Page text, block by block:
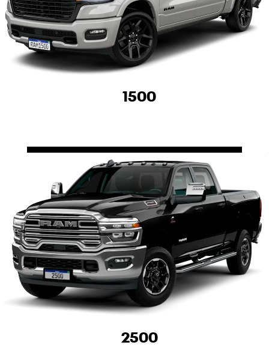
1500
2500